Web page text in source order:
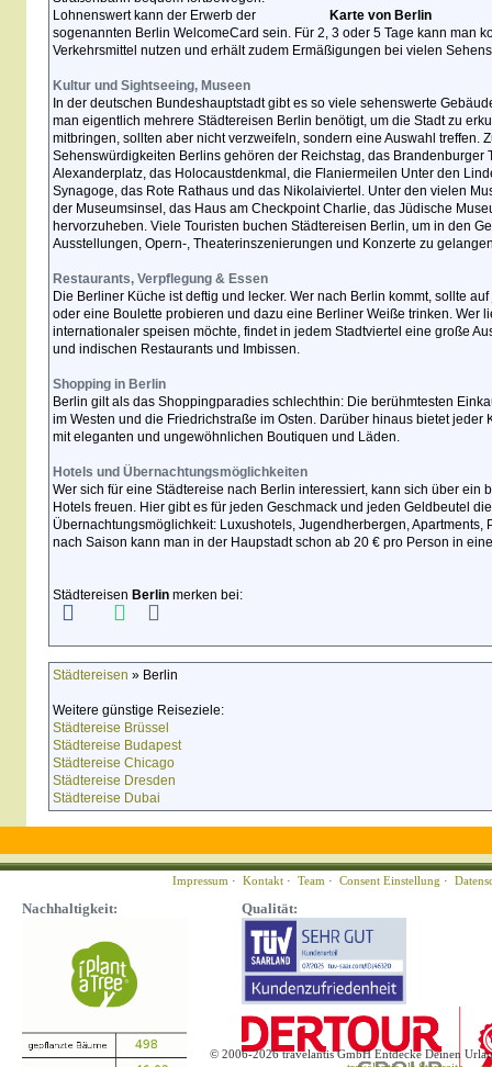
Karte von Berlin
Lohnenswert kann der Erwerb der
sogenannten Berlin WelcomeCard sein. Für 2, 3 oder 5 Tage kann man
Verkehrsmittel nutzen und erhält zudem Ermäßigungen bei vielen
Kultur und Sightseeing, Museen
In der deutschen Bundeshauptstadt gibt es so viele sehenswerte
man eigentlich mehrere Städtereisen Berlin benötigt, um die Stadt zu
mitbringen, sollten aber nicht verzweifeln, sondern eine Auswahl treffen.
Sehenswürdigkeiten Berlins gehören der Reichstag, das Brandenburger
Alexanderplatz, das Holocaustdenkmal, die Flaniermeilen Unter den
Synagoge, das Rote Rathaus und das Nikolaiviertel. Unter den vielen
der Museumsinsel, das Haus am Checkpoint Charlie, das Jüdische
hervorzuheben. Viele Touristen buchen Städtereisen Berlin, um in den
Ausstellungen, Opern-, Theaterinszenierungen und Konzerte zu
Restaurants, Verpflegung & Essen
Die Berliner Küche ist deftig und lecker. Wer nach Berlin kommt, sollte
oder eine Boulette probieren und dazu eine Berliner Weiße trinken. Wer
internationaler speisen möchte, findet in jedem Stadtviertel eine große
und indischen Restaurants und Imbissen.
Shopping in Berlin
Berlin gilt als das Shoppingparadies schlechthin: Die berühmtesten
im Westen und die Friedrichstraße im Osten. Darüber hinaus bietet jeder
mit eleganten und ungewöhnlichen Boutiquen und Läden.
Hotels und Übernachtungsmöglichkeiten
Wer sich für eine Städtereise nach Berlin interessiert, kann sich über ein
Hotels freuen. Hier gibt es für jeden Geschmack und jeden Geldbeutel
Übernachtungsmöglichkeit: Luxushotels, Jugendherbergen, Apartments,
nach Saison kann man in der Haupstadt schon ab 20 € pro Person in
Städtereisen Berlin merken bei:
Städtereisen » Berlin
Weitere günstige Reiseziele:
Städtereise Brüssel
Städtereise Budapest
Städtereise Chicago
Städtereise Dresden
Städtereise Dubai
Impressum · Kontakt · Team · Consent Einstellung ·
Nachhaltigkeit: Qualität:
© 2006-2026 travelantis GmbH Entdecke Deinen